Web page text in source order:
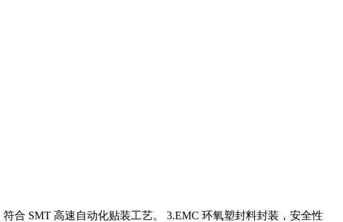
合 SMT 高速自动化贴装工艺。 3.EMC 环氧塑封料封装，安全性